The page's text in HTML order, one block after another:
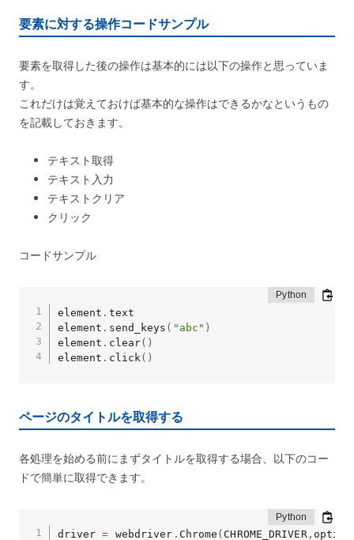
要素に対する操作コードサンプル
要素を取得した後の操作は基本的には以下の操作と思っていま
す。
これだけは覚えておけば基本的な操作はできるかなというもの
を記載しておきます。
テキスト取得
テキスト入力
テキストクリア
クリック
コードサンプル
element . text
element . send_keys ( "abc" )
element . clear( )
element . click ( )
ページのタイトルを取得する
各処理を始める前にまずタイトルを取得する場合、以下のコー
ドで簡単に取得できます。
driver = webdriver . Chrome ( CHROME_DRIVER,